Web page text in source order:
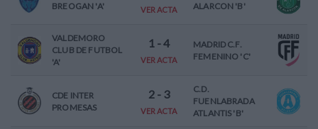
BREOGAN 'A'
VER ACTA
ALARCON 'B'
VALDEMORO
CLUB DE FUTBOL
'A'
1 -4
VER ACTA
MADRID C.F.
FEMENINO 'C'
CDE INTER
PROMESAS
2- 3
VER ACTA
C.D.
FUENLABRADA
ATLANTIS 'B'